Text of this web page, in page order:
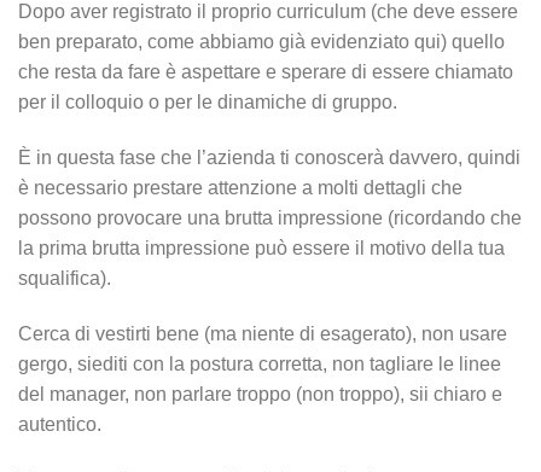
Dopo aver registrato il proprio curriculum (che deve essere
ben preparato, come abbiamo già evidenziato qui) quello
che resta da fare è aspettare e sperare di essere chiamato
per il colloquio o per le dinamiche di gruppo.
È in questa fase che l’azienda ti conoscerà davvero, quindi
è necessario prestare attenzione a molti dettagli che
possono provocare una brutta impressione (ricordando che
la prima brutta impressione può essere il motivo della tua
squalifica).
Cerca di vestirti bene (ma niente di esagerato), non usare
gergo, siediti con la postura corretta, non tagliare le linee
del manager, non parlare troppo (non troppo), sii chiaro e
autentico.